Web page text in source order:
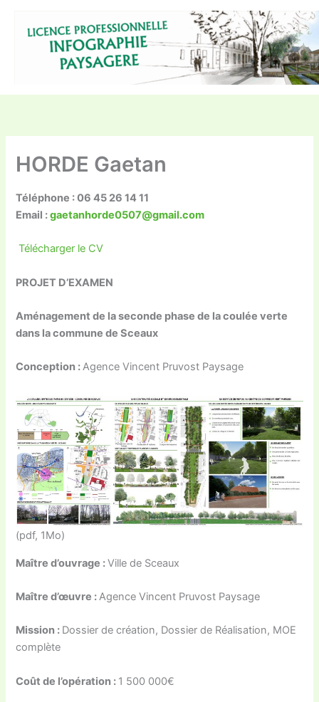
HORDE Gaetan
Téléphone : 06 45 26 14 11
Email :gaetanhorde0507@gmail.com
Télécharger le CV
PROJET D’EXAMEN
Aménagement de la seconde phase de la coulée verte
dans la commune de Sceaux
Conception :Agence Vincent Pruvost Paysage
(pdf, 1Mo)
Maître d’ouvrage :Ville de Sceaux
Maître d’œuvre :Agence Vincent Pruvost Paysage
Mission : Dossier de création, Dossier de Réalisation, MOE
complète
Coût de l’opération : 1 500 000€